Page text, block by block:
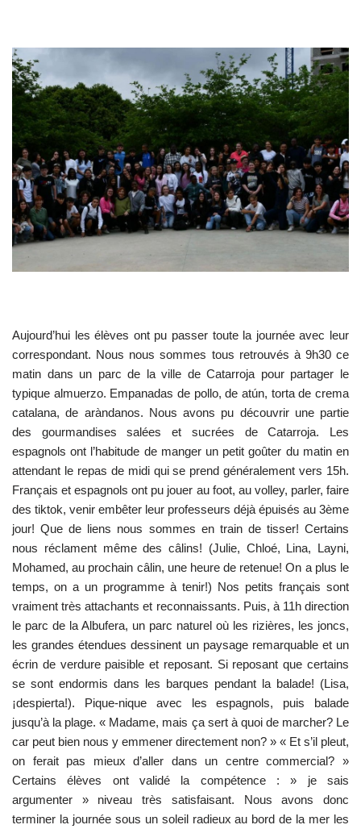
Aujourd’hui les élèves ont pu passer toute la journée avec leur
correspondant. Nous nous sommes tous retrouvés à 9h30 ce
matin dans un parc de la ville de Catarroja pour partager le
typique almuerzo. Empanadas de pollo, de atún, torta de crema
catalana, de aràndanos. Nous avons pu découvrir une partie
des gourmandises salées et sucrées de Catarroja. Les
espagnols ont l’habitude de manger un petit goûter du matin en
attendant le repas de midi qui se prend généralement vers 15h.
Français et espagnols ont pu jouer au foot, au volley, parler, faire
des tiktok, venir embêter leur professeurs déjà épuisés au 3ème
jour! Que de liens nous sommes en train de tisser! Certains
nous réclament même des câlins! (Julie, Chloé, Lina, Layni,
Mohamed, au prochain câlin, une heure de retenue! On a plus le
temps, on a un programme à tenir!) Nos petits français sont
vraiment très attachants et reconnaissants. Puis, à 11h direction
le parc de la Albufera, un parc naturel où les rizières, les joncs,
les grandes étendues dessinent un paysage remarquable et un
écrin de verdure paisible et reposant. Si reposant que certains
se sont endormis dans les barques pendant la balade! (Lisa,
¡despierta!). Pique-nique avec les espagnols, puis balade
jusqu’à la plage. « Madame, mais ça sert à quoi de marcher? Le
car peut bien nous y emmener directement non? » « Et s’il pleut,
on ferait pas mieux d’aller dans un centre commercial? »
Certains élèves ont validé la compétence : » je sais
argumenter » niveau très satisfaisant. Nous avons donc
terminer la journée sous un soleil radieux au bord de la mer les